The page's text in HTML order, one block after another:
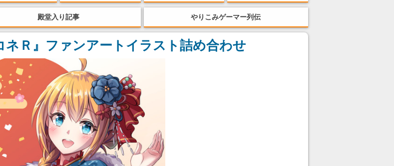
殿堂入り記事 やりこみゲーマー列伝
Ｒ』ファンアートイラスト詰め合わせ